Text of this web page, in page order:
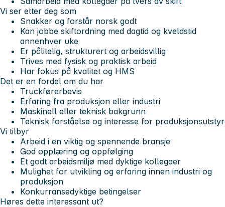
Vi ser etter deg som
Snakker og forstår norsk godt
Kan jobbe skiftordning med dagtid og kveldstid
annenhver uke
Er pålitelig, strukturert og arbeidsvillig
Trives med fysisk og praktisk arbeid
Har fokus på kvalitet og HMS
Det er en fordel om du har
Truckførerbevis
Erfaring fra produksjon eller industri
Maskinell eller teknisk bakgrunn
Teknisk forståelse og interesse for produksjonsutstyr
Vi tilbyr
Arbeid i en viktig og spennende bransje
God opplæring og oppfølging
Et godt arbeidsmiljø med dyktige kollegaer
Mulighet for utvikling og erfaring innen industri og
produksjon
Konkurransedyktige betingelser
Høres dette interessant ut?